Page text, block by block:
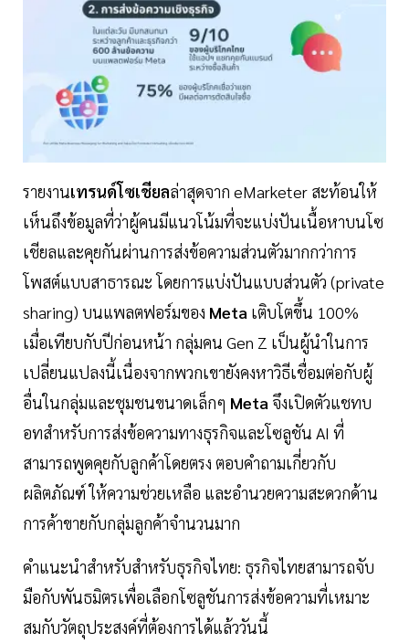
รายงานเทรนด์โซเชียลล่าสุดจาก eMarketer สะท้อนให้
เห็นถึงข้อมูลที่ว่าผู้คนมีแนวโน้มที่จะแบ่งปันเนื้อหาบนโซ
เชียลและคุยกันผ่านการส่งข้อความส่วนตัวมากกว่าการ
โพสต์แบบสาธารณะ โดยการแบ่งปันแบบส่วนตัว (private
sharing) บนแพลตฟอร์มของ Meta เติบโตขึ้น 100%
เมื่อเทียบกับปีก่อนหน้า กลุ่มคน Gen Z เป็นผู้นำในการ
เปลี่ยนแปลงนี้เนื่องจากพวกเขายังคงหาวิธีเชื่อมต่อกับผู้
อื่นในกลุ่มและชุมชนขนาดเล็กๆ Meta จึงเปิดตัวแชทบ
อทสำหรับการส่งข้อความทางธุรกิจและโซลูชัน AI ที่
สามารถพูดคุยกับลูกค้าโดยตรง ตอบคำถามเกี่ยวกับ
ผลิตภัณฑ์ ให้ความช่วยเหลือ และอำนวยความสะดวกด้าน
การค้าขายกับกลุ่มลูกค้าจำนวนมาก
คำแนะนำสำหรับสำหรับธุรกิจไทย: ธุรกิจไทยสามารถจับ
มือกับพันธมิตรเพื่อเลือกโซลูชันการส่งข้อความที่เหมาะ
สมกับวัตถุประสงค์ที่ต้องการได้แล้ววันนี้